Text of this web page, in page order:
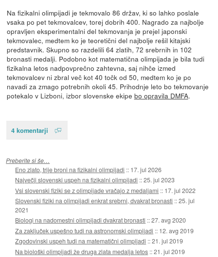
Na fizikalni olimpijadi je tekmovalo 86 držav, ki so lahko poslale
vsaka po pet tekmovalcev, torej dobrih 400. Nagrado za najbolje
opravljen eksperimentalni del tekmovanja je prejel japonski
tekmovalec, medtem ko je teoretični del najbolje rešil kitajski
predstavnik. Skupno so razdelili 64 zlatih, 72 srebrnih in 102
bronasti medalji. Podobno kot matematična olimpijada je bila tudi
fizikalna letos nadpovprečno zahtevna, saj nihče izmed
tekmovalcev ni zbral več kot 40 točk od 50, medtem ko je po
navadi za zmago potrebnih okoli 45. Prihodnje leto bo tekmovanje
potekalo v Lizboni, izbor slovenske ekipe bo opravila DMFA.
4 komentarji
Preberite si še…
Eno zlato, trije broni na fizikalni olimpijadi :: 17. jul 2026
Največji slovenski uspeh na fizikalni olimpijadi ::25. jul 2023
Vsi slovenski fiziki se z olimpijade vračajo z medaljami :: 17. jul 2022
Slovenski fiziki na olimpijadi enkrat srebrni, dvakrat bronasti ::25. jul
2021
Biologi na nadomestni olimpijadi dvakrat bronasti ::27. avg 2020
Za zaključek uspešno tudi na astronomski olimpijadi :: 12. avg 2019
Zgodovinski uspeh tudi na matematični olimpijadi ::21. jul 2019
Na biološki olimpijadi že druga zlata medalja letos ::21. jul 2019